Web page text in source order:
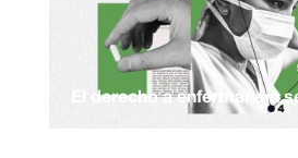
El derecho a enfermar sin